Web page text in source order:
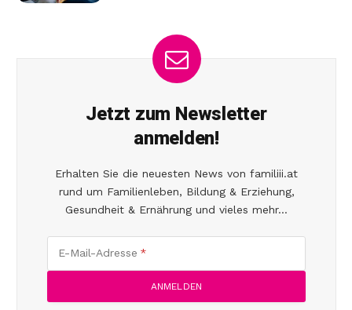
Jetzt zum Newsletter
anmelden!
Erhalten Sie die neuesten News von familiii.at
rund um Familienleben, Bildung & Erziehung,
Gesundheit & Ernährung und vieles mehr...
E-Mail-Adresse